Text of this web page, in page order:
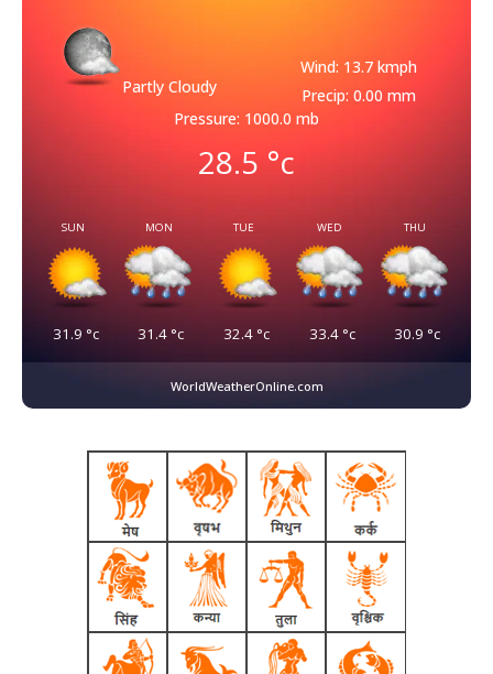
Partly Cloudy
Wind: 13.7 kmph
Precip: 0.00 mm
Pressure: 1000.0 mb
28.5 °c
SUN
31.9 °c
MON
31.4 °c
TUE
32.4°c
WED
33.4°c
THU
30.9 °c
WorldWeatherOnline.com